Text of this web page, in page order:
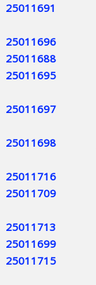
25011691
25011696
25011688
25011695
25011697
25011698
25011716
25011709
25011713
25011699
25011715